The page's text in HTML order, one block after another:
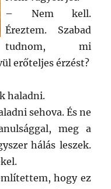
– Nem kell.
Éreztem. Szabad
tudnom, mi
erőteljes érzést?
haladni.
sehova. És ne
meg a
hálás leszek.
hogy ez